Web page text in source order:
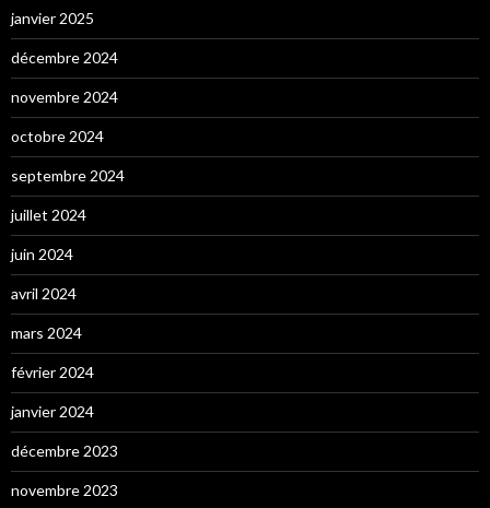
janvier 2025
décembre 2024
novembre 2024
octobre 2024
septembre 2024
juillet 2024
juin 2024
avril 2024
mars 2024
février 2024
janvier 2024
décembre 2023
novembre 2023